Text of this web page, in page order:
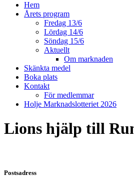
Hem
Årets program
Fredag 13/6
Lördag 14/6
Söndag 15/6
Aktuellt
Om marknaden
Skänkta medel
Boka plats
Kontakt
För medlemmar
Holje Marknadslotteriet 2026
Lions hjälp till
Postsadress